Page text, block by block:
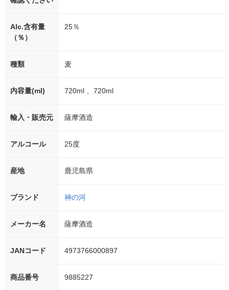
Alc.含有量
（％）
25％
種類 麦
内容量(ml) 720ml 、720ml
輸入・販売元 薩摩酒造
アルコール 25度
産地 鹿児島県
ブランド 神の河
メーカー名 薩摩酒造
JANコード 4973766000897
商品番号 9885227